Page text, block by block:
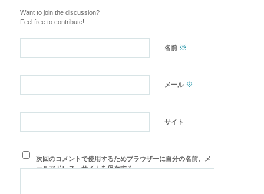
Want to join the discussion?
Feel free to contribute!
名前 ※
メール ※
サイト
次回のコメントで使用するためブラウザーに自分の名前、メ
ールアドレス、サイトを保存する。